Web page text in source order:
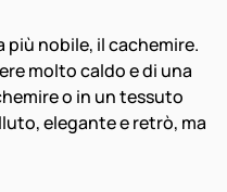
nobile, il cachemire.
molto caldo e di una
o in un tessuto
elegante e retrò, ma